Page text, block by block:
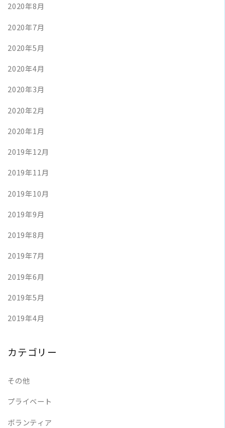
2020年8月
2020年7月
2020年5月
2020年4月
2020年3月
2020年2月
2020年1月
2019年12月
2019年11月
2019年10月
2019年9月
2019年8月
2019年7月
2019年6月
2019年5月
2019年4月
カテゴリー
その他
プライベート
ボランティア